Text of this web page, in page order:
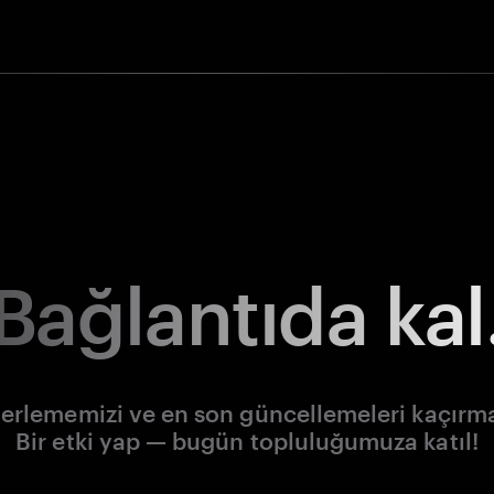
ve en son güncellemeleri
Bir etki yap — bugün topluluğumuza katıl!